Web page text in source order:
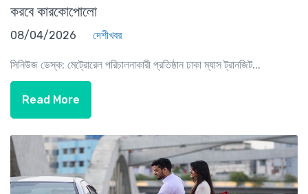
করবে কারকোপোলো
08/04/2026 দেশীখবর
সিনিউজ ডেস্ক: মেট্রোরেল পরিচালনাকারী প্রতিষ্ঠান ঢাকা ম্যাস ট্রানজিট...
Read More